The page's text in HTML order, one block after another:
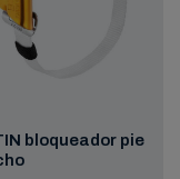
bloqueador pie